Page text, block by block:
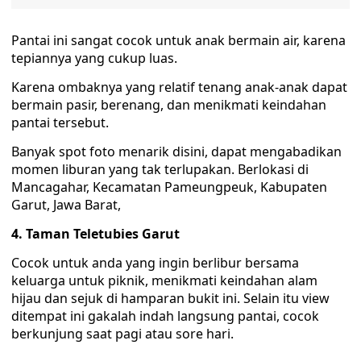
Pantai ini sangat cocok untuk anak bermain air, karena
tepiannya yang cukup luas.
Karena ombaknya yang relatif tenang anak-anak dapat
bermain pasir, berenang, dan menikmati keindahan
pantai tersebut.
Banyak spot foto menarik disini, dapat mengabadikan
momen liburan yang tak terlupakan. Berlokasi di
Mancagahar, Kecamatan Pameungpeuk, Kabupaten
Garut, Jawa Barat,
4. Taman Teletubies Garut
Cocok untuk anda yang ingin berlibur bersama
keluarga untuk piknik, menikmati keindahan alam
hijau dan sejuk di hamparan bukit ini. Selain itu view
ditempat ini gakalah indah langsung pantai, cocok
berkunjung saat pagi atau sore hari.